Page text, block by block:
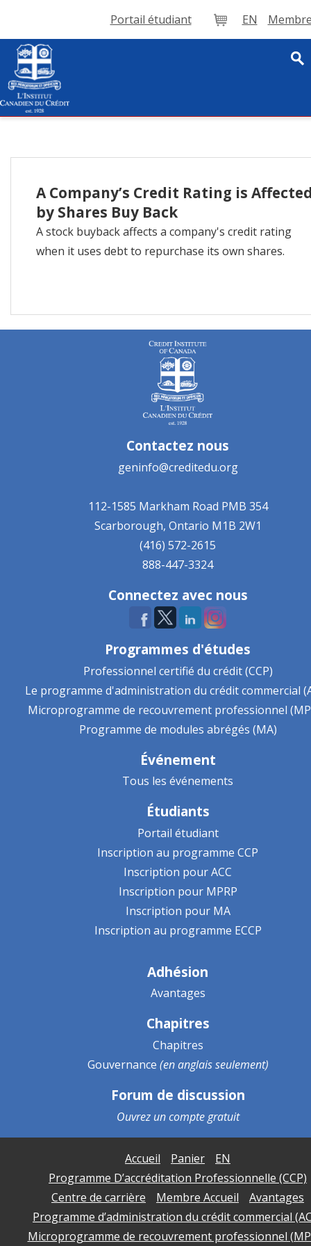
Portail étudiant Panier
EN
A Company’s Credit Rating is
by Shares Buy Back
A stock buyback affects a company's credit rating
when it uses debt to repurchase its own shares.
Contactez nous
geninfo@creditedu.org
112-1585 Markham Road PMB 354
Scarborough, Ontario M1B 2W1
(416) 572-2615
888-447-3324
Connectez avec nous
Programmes d'études
Professionnel certifié du crédit (CCP)
Le programme d'administration du crédit commercial
Microprogramme de recouvrement professionnel
Programme de modules abrégés (MA)
Événement
Tous les événements
Étudiants
Portail étudiant
Inscription au programme CCP
Inscription pour ACC
Inscription pour MPRP
Inscription pour MA
Inscription au programme ECCP
Adhésion
Avantages
Chapitres
Chapitres
Gouvernance (en anglais seulement)
Forum de discussion
Ouvrez uncompte gratuit
Accueil Panier
EN
Programme D’accréditation Professionnelle (CCP)
Centre de carrière
Membre Accueil
Avantages
Programme d’administration du crédit commercial
Microprogramme de recouvrement professionnel